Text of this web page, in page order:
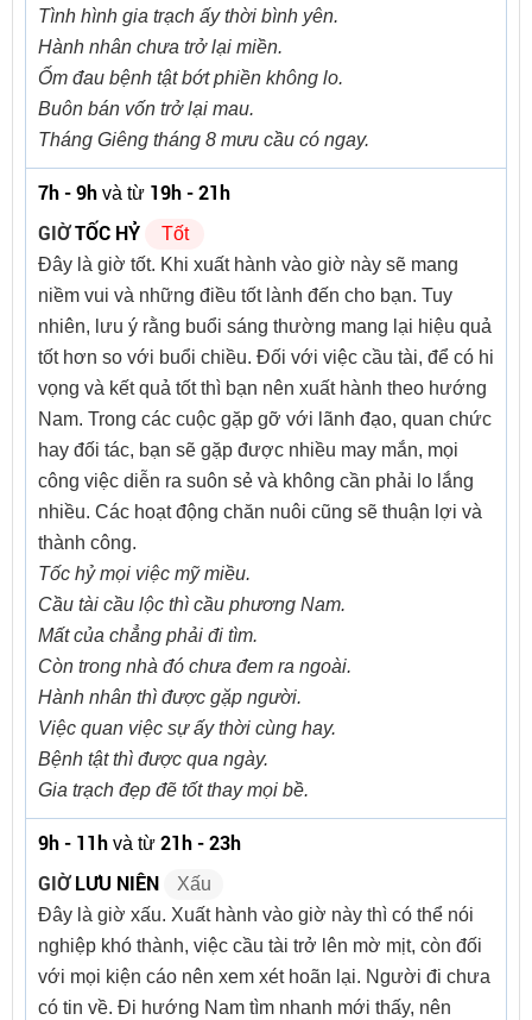
Tình hình gia trạch ấy thời bình yên.
Hành nhân chưa trở lại miền.
Ốm đau bệnh tật bớt phiền không lo.
Buôn bán vốn trở lại mau.
Tháng Giêng tháng 8 mưu cầu có ngay.
7h - 9h và từ 19h - 21h
GIỜTỐC HỶ
Tốt
Đây là giờ tốt. Khi xuất hành vào giờ này sẽ mang
niềm vui và những điều tốt lành đến cho bạn. Tuy
nhiên, lưu ý rằng buổi sáng thường mang lại hiệu quả
tốt hơn so với buổi chiều. Đối với việc cầu tài, để có hi
vọng và kết quả tốt thì bạn nên xuất hành theo hướng
Nam. Trong các cuộc gặp gỡ với lãnh đạo, quan chức
hay đối tác, bạn sẽ gặp được nhiều may mắn, mọi
công việc diễn ra suôn sẻ và không cần phải lo lắng
nhiều. Các hoạt động chăn nuôi cũng sẽ thuận lợi và
thành công.
Tốc hỷ mọi việc mỹ miều.
Cầu tài cầu lộc thì cầu phương Nam.
Mất của chẳng phải đi tìm.
Còn trong nhà đó chưa đem ra ngoài.
Hành nhân thì được gặp người.
Việc quan việc sự ấy thời cùng hay.
Bệnh tật thì được qua ngày.
Gia trạch đẹp đẽ tốt thay mọi bề.
9h - 11h và từ 21h - 23h
GIỜLƯU NIÊN
Xấu
Đây là giờ xấu. Xuất hành vào giờ này thì có thể nói
nghiệp khó thành, việc cầu tài trở lên mờ mịt, còn đối
với mọi kiện cáo nên xem xét hoãn lại. Người đi chưa
có tin về. Đi hướng Nam tìm nhanh mới thấy, nên